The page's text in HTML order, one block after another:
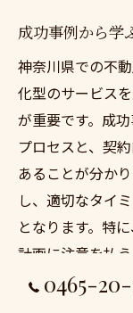
成功事例から学
神奈川県での不
化型のサービス
が重要です。成
プロセスと、契
あることが分か
し、適切なタイ
となります。特
計画に注意を払
なります。さら
軽減するための
0465-20-